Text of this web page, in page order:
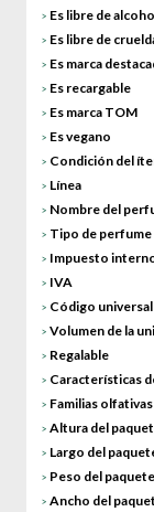
> Es libre de
> Es libre de
> Es marca
> Es recargable
> Es marca TOM
> Es vegano
> Condición del
> Línea
> Nombre del
> Tipo de perfume
> Impuesto
> IVA
> Código
> Volumen de la
> Regalable
> Características
> Familias olfativas
> Altura del
> Largo del
> Peso del
> Ancho del